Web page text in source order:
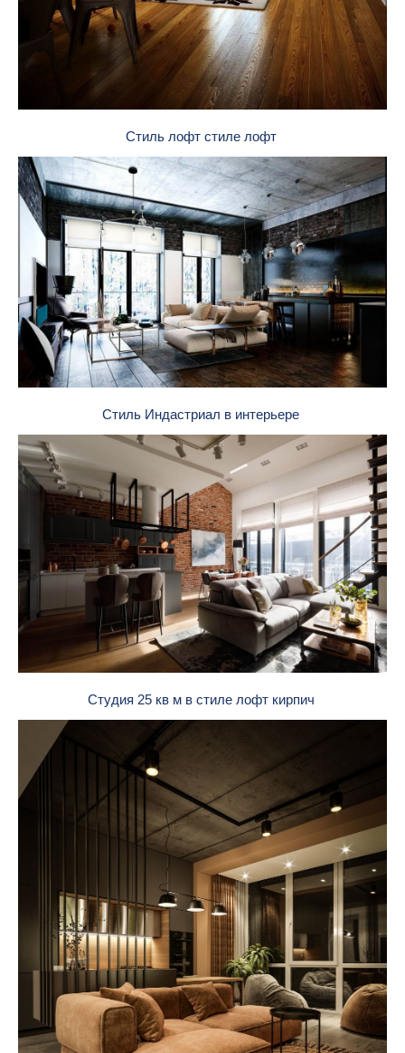
Стиль лофт стиле лофт
Стиль Индастриал в интерьере
Студия 25 кв м в стиле лофт кирпич